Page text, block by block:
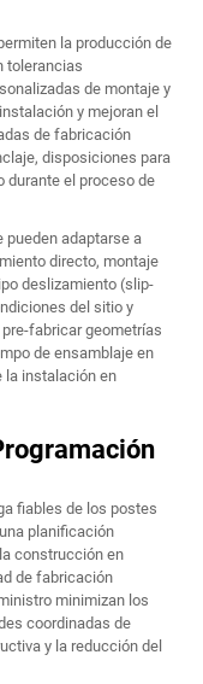
la producción de
tolerancias
de montaje y
y mejoran el
de fabricación
disposiciones para
durante el proceso de
pueden adaptarse a
directo, montaje
deslizamiento (slip-
del sitio y
fabricar geometrías
de ensamblaje en
la instalación en
fiables de los postes
planificación
construcción en
de fabricación
minimizan los
coordinadas de
y la reducción del